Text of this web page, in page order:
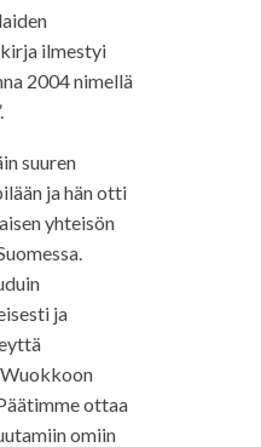
ilmestyi
2004 nimellä
suuren
ja hän otti
yhteisön
ja
ottaa
omiin